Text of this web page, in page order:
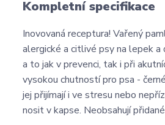
Kompletní specifikace
Inovovaná receptura! Vařený
alergické a citlivé psy na lepek
a to jak v prevenci, tak i při
vysokou chutností pro psa -
jej přijímají i ve stresu nebo
nosit v kapse. Neobsahují